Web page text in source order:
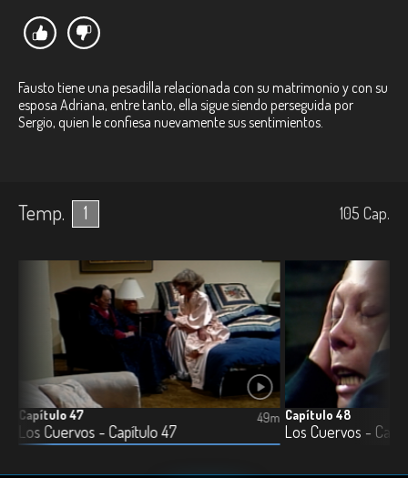
Fausto tiene una pesadilla relacionada con su matrimonio y con su
esposa Adriana, entre tanto, ella sigue siendo perseguida por
Sergio, quien le confiesa nuevamente sus sentimientos.
Temp. 1 105 Cap.
Capítulo 47
Los Cuervos - Capítulo 47
49m Capítulo 48
Los Cuervos -